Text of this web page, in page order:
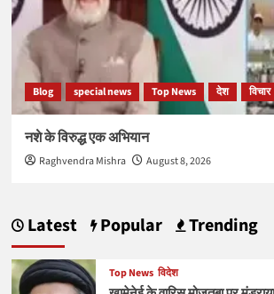
Blog special news Top News देश विचार
नशे के विरुद्ध एक अभियान
Raghvendra Mishra August 8, 2026
Latest Popular Trending
Top News विदेश